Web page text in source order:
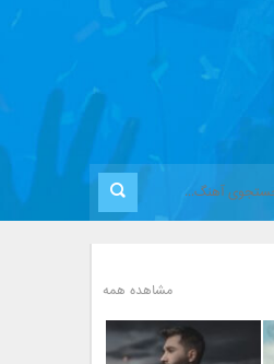
مشاهده همه